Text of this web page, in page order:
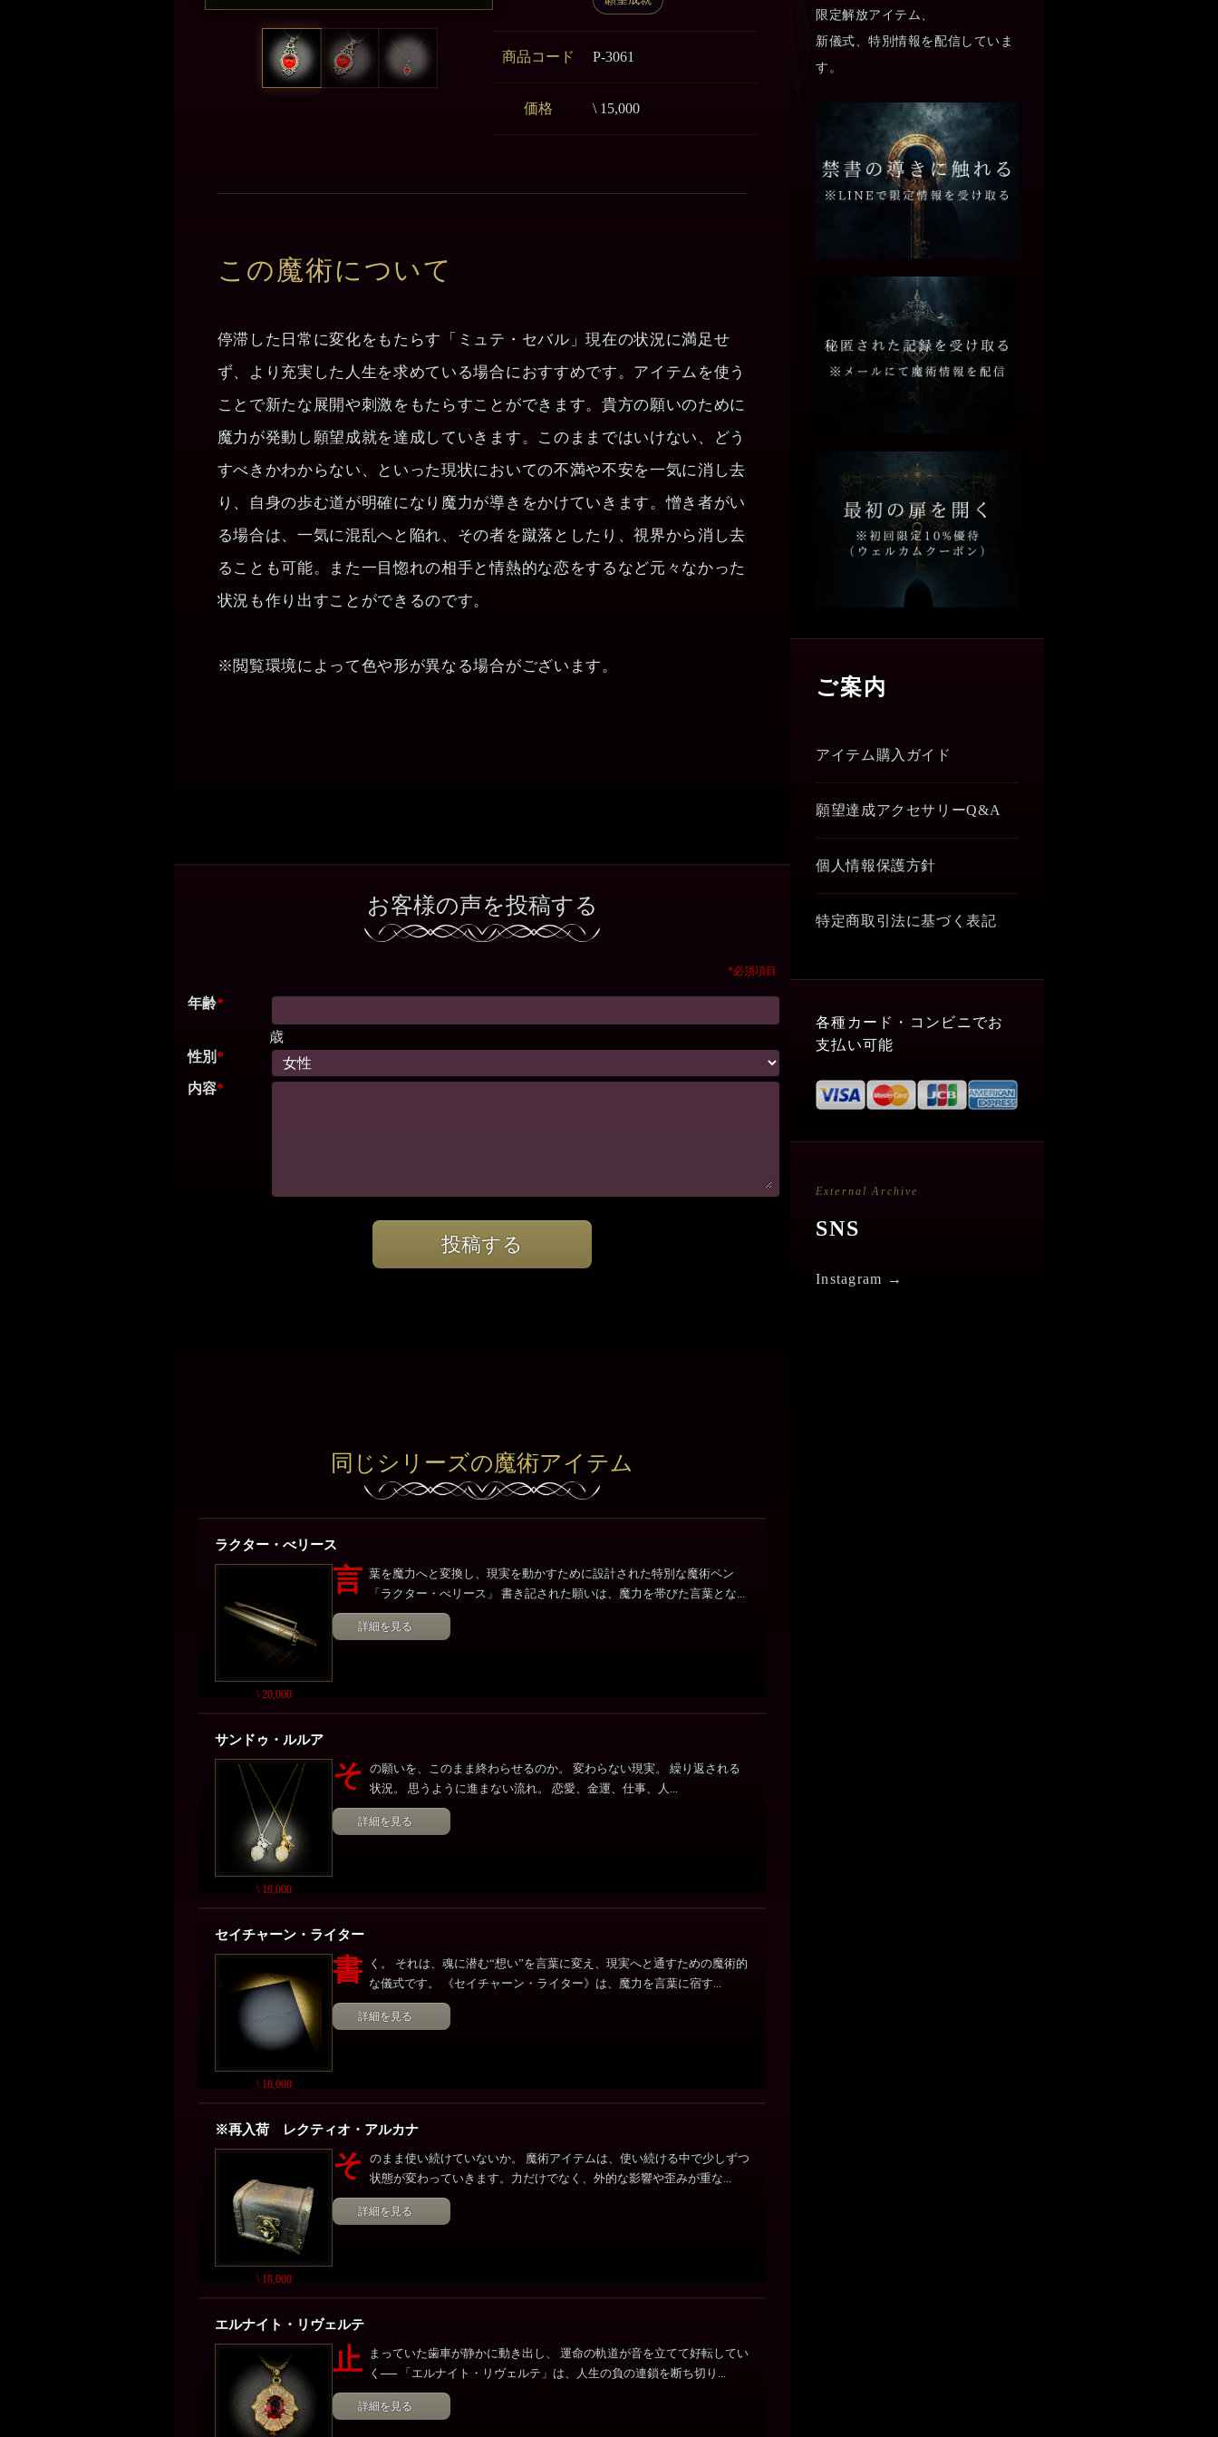
商品コード P-3061
価格 \ 15,000
この魔術について
停滞した日常に変化をもたらす「ミュテ・セバル」現在の状況に満足せ
ず、より充実した人生を求めている場合におすすめです。アイテムを使う
ことで新たな展開や刺激をもたらすことができます。貴方の願いのために
魔力が発動し願望成就を達成していきます。このままではいけない、どう
すべきかわからない、といった現状においての不満や不安を一気に消し去
り、自身の歩む道が明確になり魔力が導きをかけていきます。憎き者がい
る場合は、一気に混乱へと陥れ、その者を蹴落としたり、視界から消し去
ることも可能。また一目惚れの相手と情熱的な恋をするなど元々なかった
状況も作り出すことができるのです。
※閲覧環境によって色や形が異なる場合がございます。
お客様の声を投稿する
*必須項目
年齢*
歳
性別*
内容*
投稿する
同じシリーズの魔術アイテム
ラクター・べリース
\ 20,000
言 葉を魔力へと変換し、現実を動かすために設計された特別な魔術ペン
「ラクター・べリース」 書き記された願いは、魔力を帯びた言葉とな...
詳細を見る
サンドゥ・ルルア
\ 18,000
そ の願いを、このまま終わらせるのか。 変わらない現実。 繰り返される
状況。 思うように進まない流れ。 恋愛、金運、仕事、人...
詳細を見る
セイチャーン・ライター
\ 18,000
書
く。 それは、魂に潜む“想い”を言葉に変え、現実へと通すための魔術的
な儀式です。 《セイチャーン・ライター》は、魔力を言葉に宿す...
詳細を見る
※再入荷 レクティオ・アルカナ
\ 18,000
そ のまま使い続けていないか。 魔術アイテムは、使い続ける中で少しずつ
状態が変わっていきます。力だけでなく、外的な影響や歪みが重な...
詳細を見る
エルナイト・リヴェルテ
止
まっていた歯車が静かに動き出し、 運命の軌道が音を立てて好転してい
く── 「エルナイト・リヴェルテ」は、人生の負の連鎖を断ち切り...
詳細を見る
限定解放アイテム、
新儀式、特別情報を配信していま
す。
ご案内
アイテム購入ガイド
願望達成アクセサリーQ&A
個人情報保護方針
特定商取引法に基づく表記
各種カード・コンビニでお
支払い可能
External Archive
SNS
Instagram →